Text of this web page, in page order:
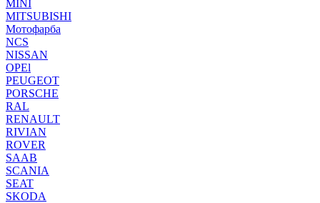
MINI
MITSUBISHI
Мотофарба
NCS
NISSAN
OPEl
PEUGEOT
PORSCHE
RAL
RENAULT
RIVIAN
ROVER
SAAB
SCANIA
SEAT
SKODA